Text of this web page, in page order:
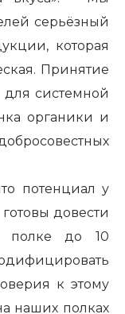
серьёзный
которая
Принятие
для системной
органики и
потенциал у
довести
полке до 10
к этому
наших полках